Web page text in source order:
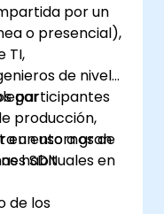
por un
o presencial),
TI,
de nivel
producción,
un uso a gran
habituales en
participantes
en entornos de
SDN
de los